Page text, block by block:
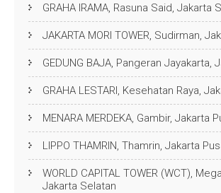
GRAHA IRAMA, Rasuna Said, Jakarta
JAKARTA MORI TOWER, Sudirman,
GEDUNG BAJA, Pangeran Jayakarta,
GRAHA LESTARI, Kesehatan Raya,
MENARA MERDEKA, Gambir, Jakarta
LIPPO THAMRIN, Thamrin, Jakarta
WORLD CAPITAL TOWER (WCT),
Jakarta Selatan